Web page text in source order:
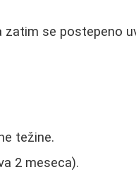
se postepeno
težine.
2 meseca).